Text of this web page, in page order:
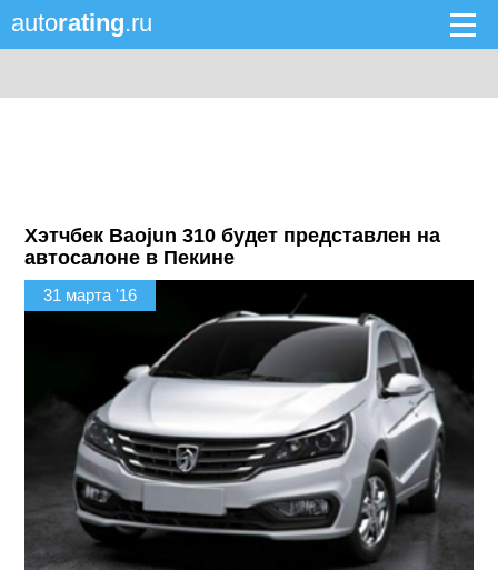
autorating.ru
Хэтчбек Baojun 310 будет представлен на
автосалоне в Пекине
31 марта '16